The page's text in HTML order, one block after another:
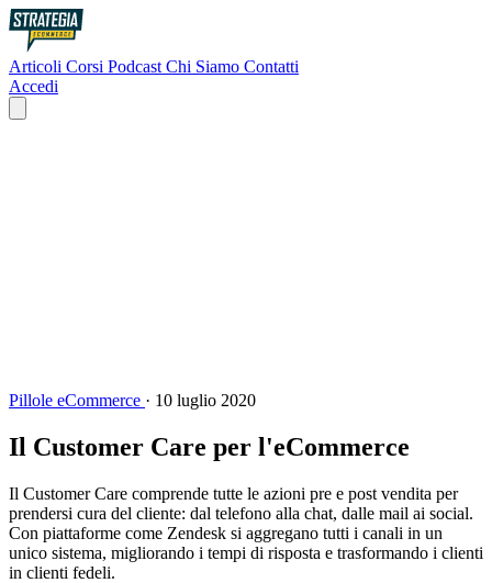
Articoli Corsi Podcast Chi Siamo Contatti
Accedi
Pillole eCommerce · 10 luglio 2020
Il Customer Care per l'eCommerce
Il Customer Care comprende tutte le azioni pre e post vendita per
prendersi cura del cliente: dal telefono alla chat, dalle mail ai social.
Con piattaforme come Zendesk si aggregano tutti i canali in un
unico sistema, migliorando i tempi di risposta e trasformando i clienti
in clienti fedeli.